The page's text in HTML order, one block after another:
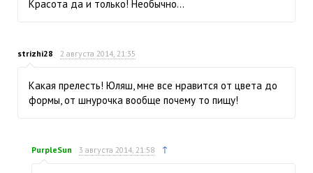
Красота да и только! Необычно…
strizhi28 2 августа 2014, 21:35
Какая прелесть! Юляш, мне все нравится от цвета до
формы, от шнурочка вообще почему то пищу!
PurpleSun 3 августа 2014, 21:58 ↑